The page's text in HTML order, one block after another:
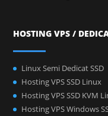
HOSTING VPS /
Linux Semi Dedicat SSD
Hosting VPS SSD Linux
Hosting VPS SSD KVM
Hosting VPS Windows